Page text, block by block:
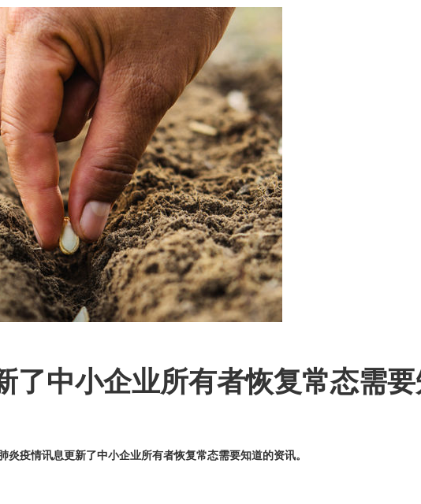
了中小企业所有者恢复常态需
疫情讯息更新了中小企业所有者恢复常态需要知道的资讯。